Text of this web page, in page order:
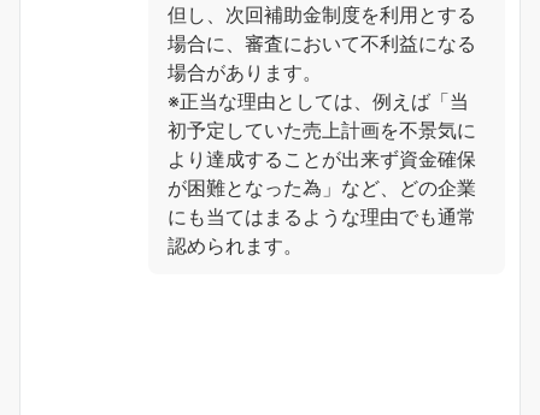
但し、次回補助金制度を利用とする
場合に、審査において不利益になる
場合があります。
※正当な理由としては、例えば「当
初予定していた売上計画を不景気に
より達成することが出来ず資金確保
が困難となった為」など、どの企業
にも当てはまるような理由でも通常
認められます。